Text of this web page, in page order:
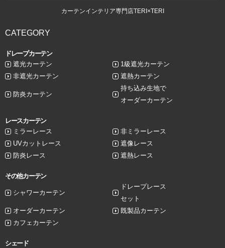
カーテンインテリア専門店TERI×TERI
CATEGORY
ドレープカーテン
遮光カーテン
1級遮光カーテン
非遮光カーテン
遮熱カーテン
防炎カーテン
持ち込み生地で
オーダーカーテン
レースカーテン
ミラーレース
非ミラーレース
UVカットレース
遮像レース
防炎レース
遮熱レース
その他カーテン
シャワーカーテン
ドレープレース
セット
オーダーカーテン
既製品カーテン
カフェカーテン
シェード